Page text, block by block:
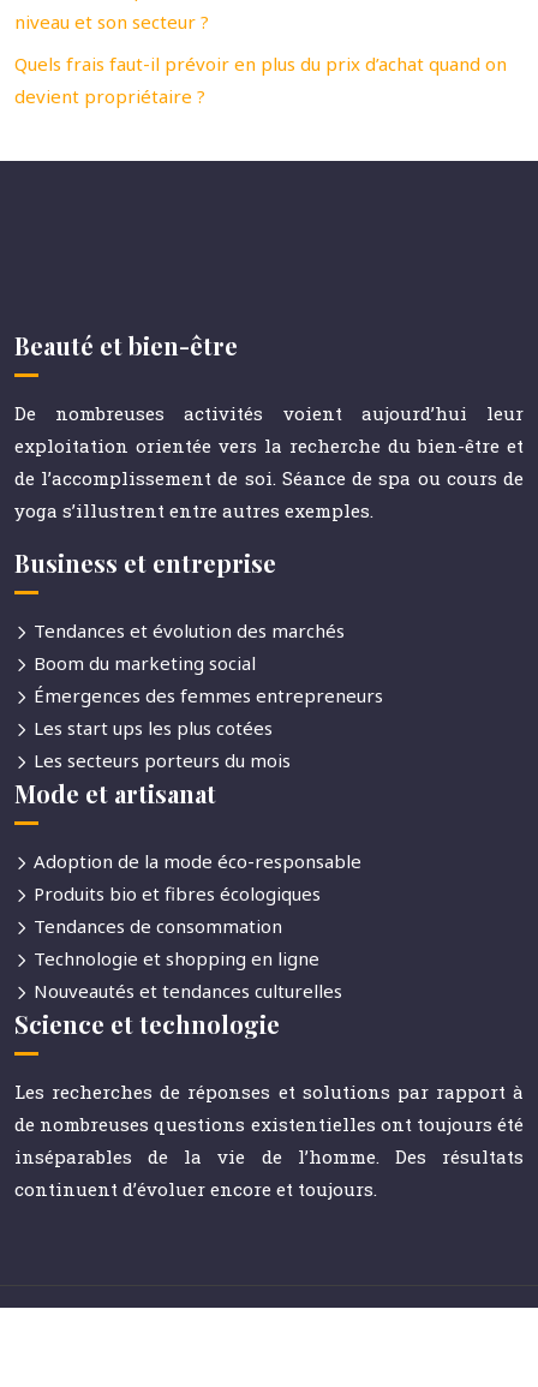
niveau et son secteur ?
Quels frais faut-il prévoir en plus du prix d’achat quand on
devient propriétaire ?
Beauté et bien-être
De nombreuses activités voient aujourd’hui leur
exploitation orientée vers la recherche du bien-être et
de l’accomplissement de soi. Séance de spa ou cours de
yoga s’illustrent entre autres exemples.
Business et entreprise
Tendances et évolution des marchés
Boom du marketing social
Émergences des femmes entrepreneurs
Les start ups les plus cotées
Les secteurs porteurs du mois
Mode et artisanat
Adoption de la mode éco-responsable
Produits bio et fibres écologiques
Tendances de consommation
Technologie et shopping en ligne
Nouveautés et tendances culturelles
Science et technologie
Les recherches de réponses et solutions par rapport à
de nombreuses questions existentielles ont toujours été
inséparables de la vie de l’homme. Des résultats
continuent d’évoluer encore et toujours.